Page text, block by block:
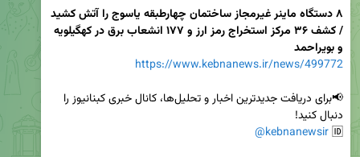
و بویراحمد
https://www.kebnanews.ir/news/499772
🆔
@kebnanewsir